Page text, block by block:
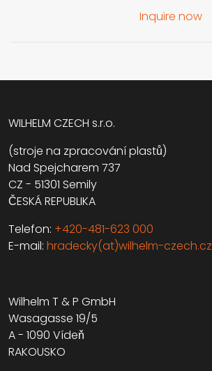
Inquire now
WILHELM CZECH s.r.o.
(stroje na zpracování plastů)
Nad Spejcharem 737
CZ - 51301 Semily
ČESKÁ REPUBLIKA
Telefon: +420-481-623 000
E-mail: hradecky(at)wilhelm-czech.cz
Wilhelm T & P GmbH
Wasagasse 19/5
A - 1090 Vídeň
RAKOUSKO